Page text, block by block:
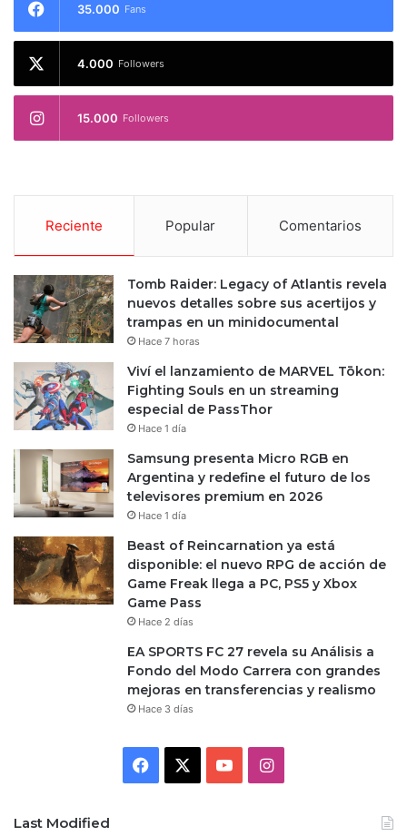
35.000 Fans
4.000 Followers
15.000 Followers
Reciente Popular Comentarios
Tomb Raider: Legacy of Atlantis revela
nuevos detalles sobre sus acertijos y
trampas en un minidocumental
Hace 7 horas
Viví el lanzamiento de MARVEL Tōkon:
Fighting Souls en un streaming
especial de PassThor
Hace 1 día
Samsung presenta Micro RGB en
Argentina y redefine el futuro de los
televisores premium en 2026
Hace 1 día
Beast of Reincarnation ya está
disponible: el nuevo RPG de acción de
Game Freak llega a PC, PS5 y Xbox
Game Pass
Hace 2 días
EA SPORTS FC 27 revela su Análisis a
Fondo del Modo Carrera con grandes
mejoras en transferencias y realismo
Hace 3 días
Facebook YouTubeInstagram
Last Modified